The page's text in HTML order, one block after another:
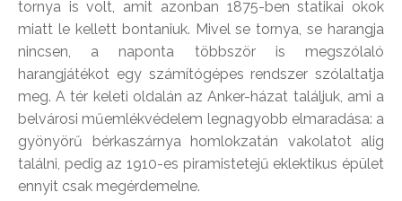
tornya is volt, amit azonban 1875-ben statikai okok
miatt le kellett bontaniuk. Mivel se tornya, se harangja
nincsen, a naponta többször is megszólaló
harangjátékot egy számítógépes rendszer szólaltatja
meg. A tér keleti oldalán az Anker-házat találjuk, ami a
belvárosi műemlékvédelem legnagyobb elmaradása: a
gyönyörű bérkaszárnya homlokzatán vakolatot alig
találni, pedig az 1910-es piramistetejű eklektikus épület
ennyit csak megérdemelne.